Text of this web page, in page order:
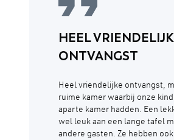
HEEL VRIENDELIJK
ONTVANGST
Heel vriendelijke ontvangst,
ruime kamer waarbij onze
aparte kamer hadden. Een
wel leuk aan een lange tafel
andere gasten. Ze hebben